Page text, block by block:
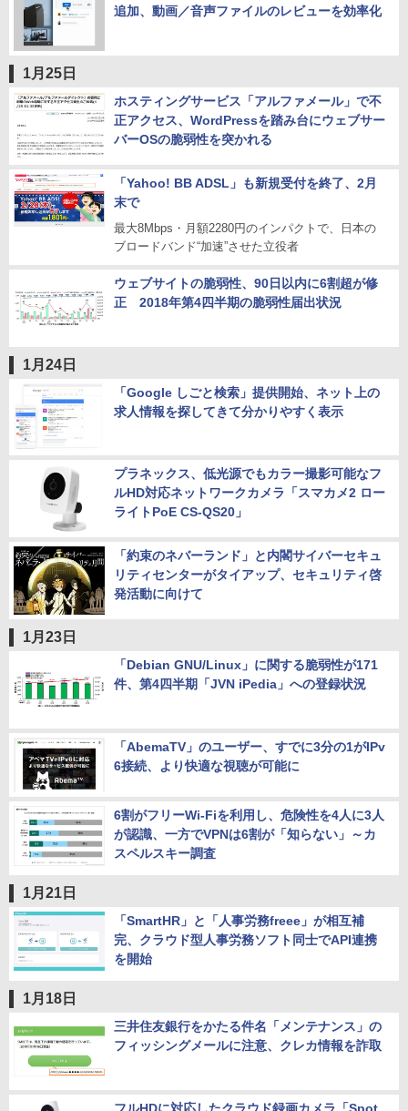
追加、動画／音声ファイルのレビューを効率化
1月25日
ホスティングサービス「アルファメール」で不
正アクセス、WordPressを踏み台にウェブサー
バーOSの脆弱性を突かれる
「Yahoo! BB ADSL」も新規受付を終了、2月
末で
最大8Mbps・月額2280円のインパクトで、日本の
ブロードバンド“加速”させた立役者
ウェブサイトの脆弱性、90日以内に6割超が修
正 2018年第4四半期の脆弱性届出状況
1月24日
「Google しごと検索」提供開始、ネット上の
求人情報を探してきて分かりやすく表示
プラネックス、低光源でもカラー撮影可能なフ
ルHD対応ネットワークカメラ「スマカメ2 ロー
ライトPoE CS-QS20」
「約束のネバーランド」と内閣サイバーセキュ
リティセンターがタイアップ、セキュリティ啓
発活動に向けて
1月23日
「Debian GNU/Linux」に関する脆弱性が171
件、第4四半期「JVN iPedia」への登録状況
「AbemaTV」のユーザー、すでに3分の1がIPv
6接続、より快適な視聴が可能に
6割がフリーWi-Fiを利用し、危険性を4人に3人
が認識、一方でVPNは6割が「知らない」～カ
スペルスキー調査
1月21日
「SmartHR」と「人事労務freee」が相互補
完、クラウド型人事労務ソフト同士でAPI連携
を開始
1月18日
三井住友銀行をかたる件名「メンテナンス」の
フィッシングメールに注意、クレカ情報を詐取